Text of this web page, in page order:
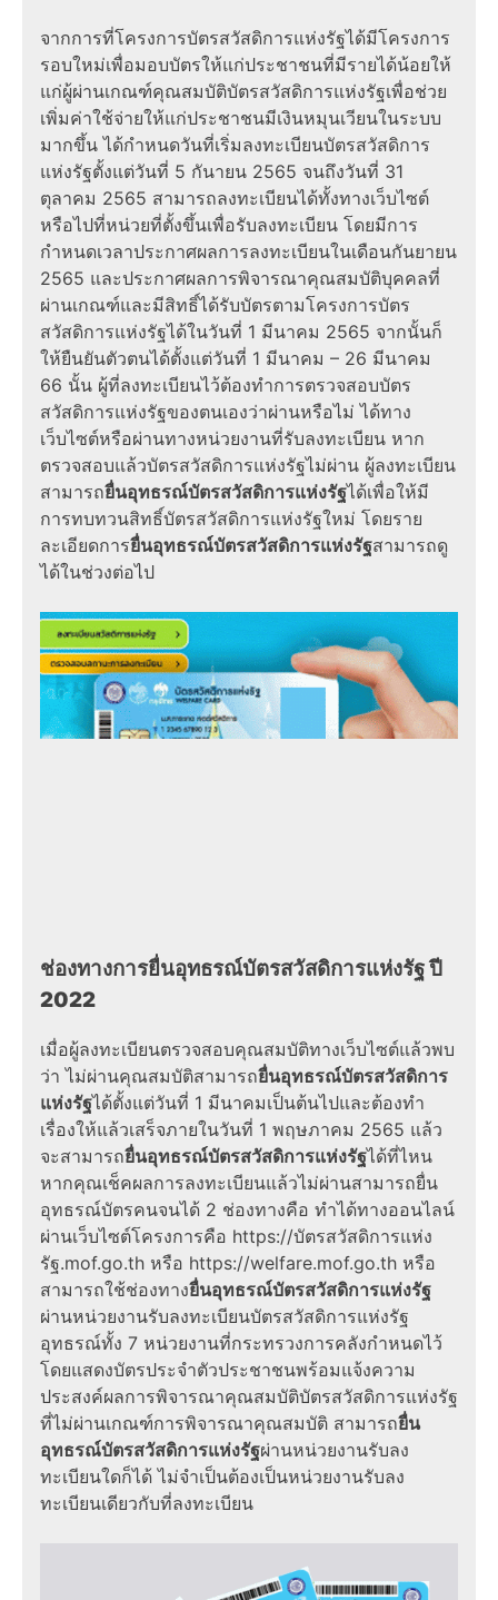
จากการที่โครงการบัตรสวัสดิการแห่งรัฐได้มีโครงการ
รอบใหม่เพื่อมอบบัตรให้แก่ประชาชนที่มีรายได้น้อยให้
แก่ผู้ผ่านเกณฑ์คุณสมบัติบัตรสวัสดิการแห่งรัฐเพื่อช่วย
เพิ่มค่าใช้จ่ายให้แก่ประชาชนมีเงินหมุนเวียนในระบบ
มากขึ้น ได้กำหนดวันที่เริ่มลงทะเบียนบัตรสวัสดิการ
แห่งรัฐตั้งแต่วันที่ 5 กันายน 2565 จนถึงวันที่ 31
ตุลาคม 2565 สามารถลงทะเบียนได้ทั้งทางเว็บไซต์
หรือไปที่หน่วยที่ตั้งขึ้นเพื่อรับลงทะเบียน โดยมีการ
กำหนดเวลาประกาศผลการลงทะเบียนในเดือนกันยายน
2565 และประกาศผลการพิจารณาคุณสมบัติบุคคลที่
ผ่านเกณฑ์และมีสิทธิ์ได้รับบัตรตามโครงการบัตร
สวัสดิการแห่งรัฐได้ในวันที่ 1 มีนาคม 2565 จากนั้นก็
ให้ยืนยันตัวตนได้ตั้งแต่วันที่ 1 มีนาคม – 26 มีนาคม
66 นั้น ผู้ที่ลงทะเบียนไว้ต้องทำการตรวจสอบบัตร
สวัสดิการแห่งรัฐของตนเองว่าผ่านหรือไม่ ได้ทาง
เว็บไซต์หรือผ่านทางหน่วยงานที่รับลงทะเบียน หาก
ตรวจสอบแล้วบัตรสวัสดิการแห่งรัฐไม่ผ่าน ผู้ลงทะเบียน
สามารถยื่นอุทธรณ์บัตรสวัสดิการแห่งรัฐได้เพื่อให้มี
การทบทวนสิทธิ์บัตรสวัสดิการแห่งรัฐใหม่ โดยราย
ละเอียดการยื่นอุทธรณ์บัตรสวัสดิการแห่งรัฐสามารถดู
ได้ในช่วงต่อไป
ช่องทางการยื่นอุทธรณ์บัตรสวัสดิการแห่งรัฐปี
2022
เมื่อผู้ลงทะเบียนตรวจสอบคุณสมบัติทางเว็บไซต์แล้วพบ
ว่า ไม่ผ่านคุณสมบัติสามารถยื่นอุทธรณ์บัตรสวัสดิการ
แห่งรัฐได้ตั้งแต่วันที่ 1 มีนาคมเป็นต้นไปและต้องทำ
เรื่องให้แล้วเสร็จภายในวันที่ 1 พฤษภาคม 2565 แล้ว
จะสามารถยื่นอุทธรณ์บัตรสวัสดิการแห่งรัฐได้ที่ไหน
หากคุณเช็คผลการลงทะเบียนแล้วไม่ผ่านสามารถยื่น
อุทธรณ์บัตรคนจนได้ 2 ช่องทางคือ ทำได้ทางออนไลน์
ผ่านเว็บไซต์โครงการคือ https://บัตรสวัสดิการแห่ง
รัฐ.mof.go.th หรือ https://welfare.mof.go.th หรือ
สามารถใช้ช่องทางยื่นอุทธรณ์บัตรสวัสดิการแห่งรัฐ
ผ่านหน่วยงานรับลงทะเบียนบัตรสวัสดิการแห่งรัฐ
อุทธรณ์ทั้ง 7 หน่วยงานที่กระทรวงการคลังกำหนดไว้
โดยแสดงบัตรประจำตัวประชาชนพร้อมแจ้งความ
ประสงค์ผลการพิจารณาคุณสมบัติบัตรสวัสดิการแห่งรัฐ
ที่ไม่ผ่านเกณฑ์การพิจารณาคุณสมบัติ สามารถยื่น
อุทธรณ์บัตรสวัสดิการแห่งรัฐผ่านหน่วยงานรับลง
ทะเบียนใดก็ได้ ไม่จำเป็นต้องเป็นหน่วยงานรับลง
ทะเบียนเดียวกับที่ลงทะเบียน